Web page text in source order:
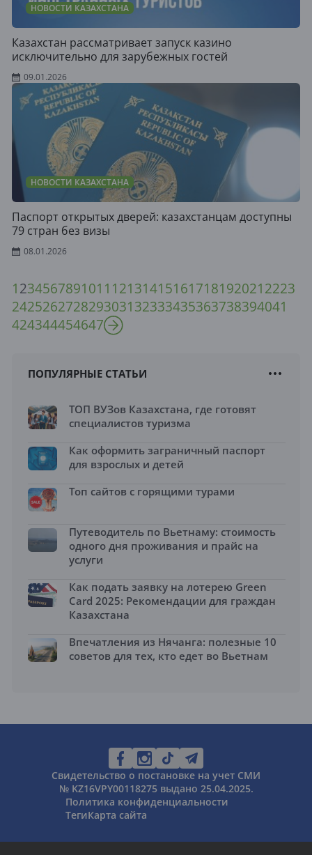
НОВОСТИ КАЗАХСТАНА
Казахстан рассматривает запуск казино
исключительно для зарубежных гостей
09.01.2026
НОВОСТИ КАЗАХСТАНА
Паспорт открытых дверей: казахстанцам доступны
79 стран без визы
08.01.2026
1234567891011 121314151617181920212223
242526272829303132333435363738394041
424344454647
ПОПУЛЯРНЫЕ СТАТЬИ
ТОП ВУЗов Казахстана, где готовят
специалистов туризма
Как оформить заграничный паспорт
для взрослых и детей
Топ сайтов с горящими турами
Путеводитель по Вьетнаму: стоимость
одного дня проживания и прайс на
услуги
Как подать заявку на лотерею Green
Card 2025: Рекомендации для граждан
Казахстана
Впечатления из Нячанга: полезные 10
советов для тех, кто едет во Вьетнам
Свидетельство о постановке на учет СМИ
№ KZ16VPY00118275 выдано 25.04.2025.
Политика конфиденциальности
ТегиКарта сайта